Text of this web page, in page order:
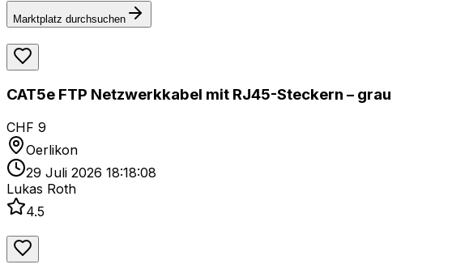
Marktplatz durchsuchen
CAT5e FTP Netzwerkkabel mit RJ45-Steckern – grau
CHF 9
Oerlikon
29 Juli 2026 18:18:08
Lukas Roth
4.5